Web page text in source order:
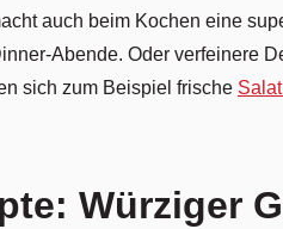
auch beim Kochen eine
Abende. Oder verfeinere
sich zum Beispiel frische
Würziger